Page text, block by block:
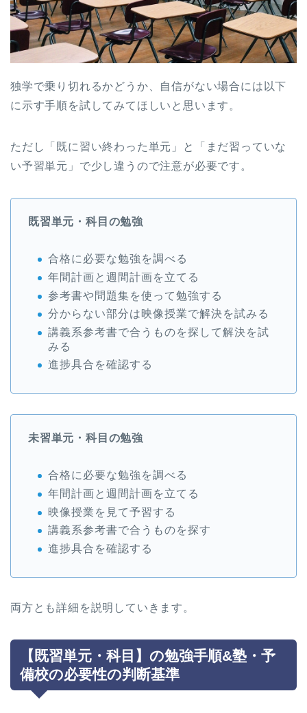
独学で乗り切れるかどうか、自信がない場合には以下
に示す手順を試してみてほしいと思います。
ただし「既に習い終わった単元」と「まだ習っていな
い予習単元」で少し違うので注意が必要です。
既習単元・科目の勉強
合格に必要な勉強を調べる
年間計画と週間計画を立てる
参考書や問題集を使って勉強する
分からない部分は映像授業で解決を試みる
講義系参考書で合うものを探して解決を試
みる
進捗具合を確認する
未習単元・科目の勉強
合格に必要な勉強を調べる
年間計画と週間計画を立てる
映像授業を見て予習する
講義系参考書で合うものを探す
進捗具合を確認する
両方とも詳細を説明していきます。
【既習単元・科目】の勉強手順&塾・予
備校の必要性の判断基準